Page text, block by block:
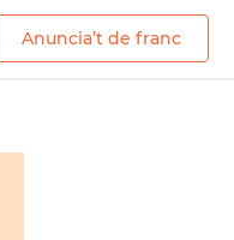
Anuncia’t de franc